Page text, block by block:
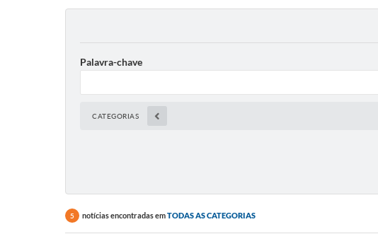
Palavra-chave
CATEGORIAS
5 notícias encontradas emTODAS AS CATEGORIAS